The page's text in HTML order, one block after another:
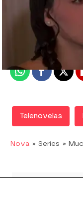
Madrid
19 de
WhatsappFacebook
X
Telenovelas
Nova » Series »